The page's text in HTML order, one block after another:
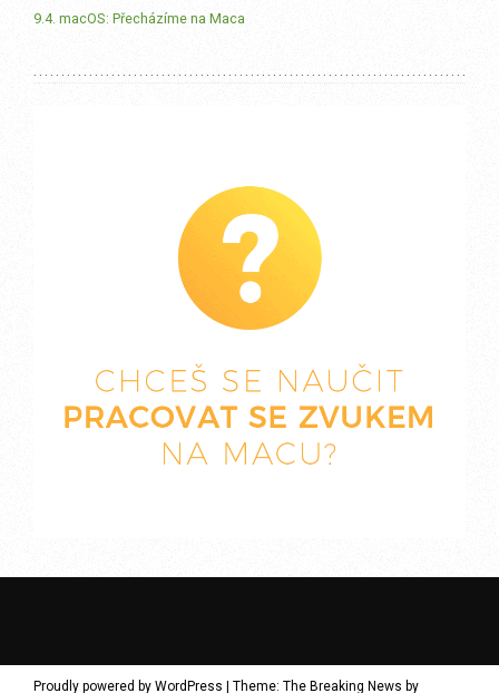
9.4. macOS: Přecházíme na Maca
Proudly powered by WordPress | Theme: The Breaking News by